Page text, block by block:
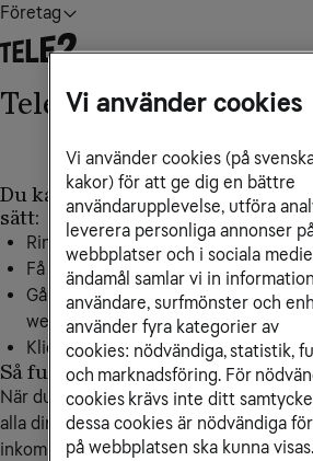
Företag
Telefonsvarare i Tele2
Du kan lyssna av din
sätt:
Ring 222 från din telefon.
Få en avisering skickad till din mejl.
Gå in på Mina Sidor och lyssna på
webben.
Klicka på brevikonen i din
Så fungerar det på Mina Sidor
När du lyssnar av dina meddelanden på
alla dina röstmeddelanden,
inkommande fax i din inkorg.
Vi använder cookies
Vi använder cookies (på
kakor) för att ge dig en bättre
användarupplevelse, utföra
leverera personliga annonser
webbplatser och i sociala
ändamål samlar vi in
användare, surfmönster och
använder fyra kategorier av
cookies: nödvändiga, statistik,
och marknadsföring. För
cookies krävs inte ditt
dessa cookies är nödvändiga
på webbplatsen ska kunna visas.